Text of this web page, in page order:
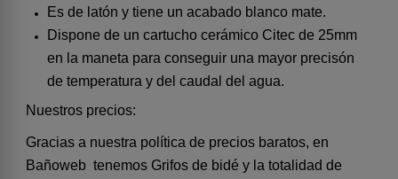
Es de latón y tiene un acabado blanco mate.
Dispone de un cartucho cerámico Citec de 25mm
en la maneta para conseguir una mayor precisón
de temperatura y del caudal del agua.
Nuestros precios:
Gracias a nuestra política de precios baratos, en
Bañoweb tenemos Grifos de bidé y la totalidad de